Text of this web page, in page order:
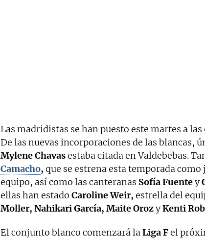
Las madridistas se han puesto este martes a
De las nuevas incorporaciones de las blancas,
Mylene Chavasestaba citada en Valdebebas.
Camacho, que se estrena esta temporada
equipo, así como las canteranas Sofía Fuentey
ellas han estado Caroline Weir, estrella del
Moller, Nahikari García, Maite OrozyKenti
El conjunto blanco comenzará laLiga Fel